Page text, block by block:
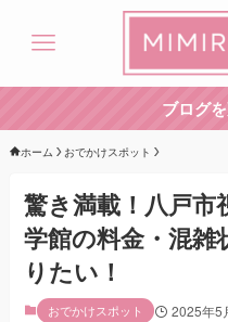
ブログ
ホーム おでかけスポット
驚き満載！八戸
学館の料金・混雑
りたい！
おでかけスポット 2025年5